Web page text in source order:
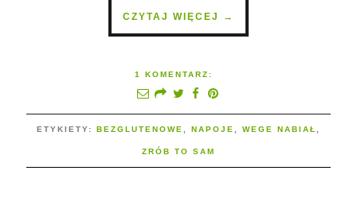
CZYTAJ WIĘCEJ →
1 KOMENTARZ:
ETYKIETY: BEZGLUTENOWE, NAPOJE, WEGE NABIAŁ,
ZRÓB TO SAM